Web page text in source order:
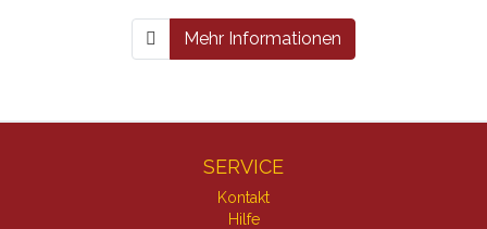
Mehr Informationen
SERVICE
Kontakt
Hilfe